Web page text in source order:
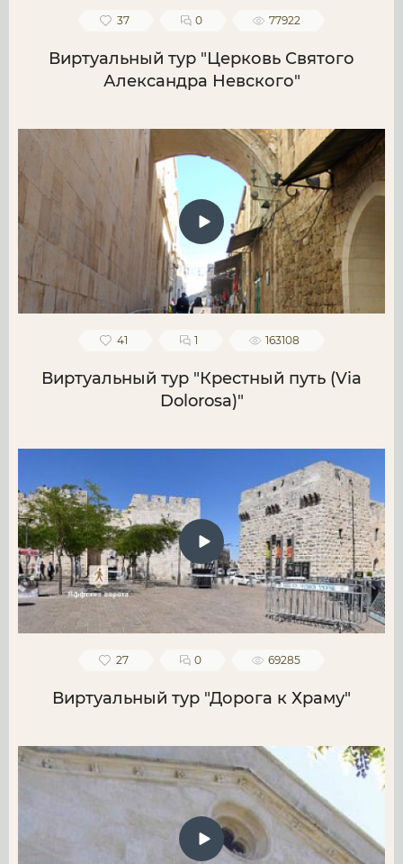
37 0 77922
Виртуальный тур "Церковь Святого
Александра Невского"
41 1 163108
Виртуальный тур "Крестный путь (Via
Dolorosa)"
27 0 69285
Виртуальный тур "Дорога к Храму"